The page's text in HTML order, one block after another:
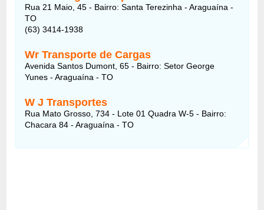
Rua 21 Maio, 45 - Bairro: Santa Terezinha - Araguaína -
TO
(63) 3414-1938
Wr Transporte de Cargas
Avenida Santos Dumont, 65 - Bairro: Setor George
Yunes - Araguaína - TO
W J Transportes
Rua Mato Grosso, 734 - Lote 01 Quadra W-5 - Bairro:
Chacara 84 - Araguaína - TO